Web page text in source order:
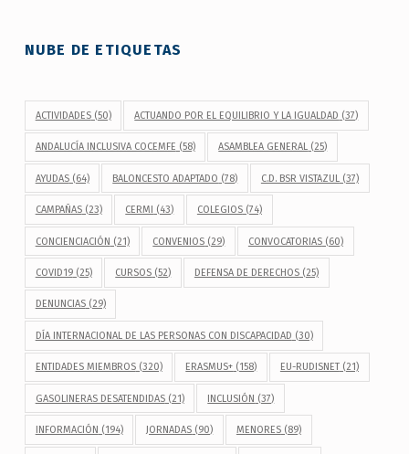
NUBE DE ETIQUETAS
ACTIVIDADES(50) ACTUANDO POR EL EQUILIBRIO Y LA IGUALDAD (37)
ANDALUCÍA INCLUSIVA COCEMFE (58) ASAMBLEA GENERAL (25)
AYUDAS(64) BALONCESTO ADAPTADO (78) C.D. BSR VISTAZUL(37)
CAMPAÑAS(23) CERMI (43) COLEGIOS(74)
CONCIENCIACIÓN (21) CONVENIOS (29) CONVOCATORIAS(60)
COVID19(25) CURSOS (52) DEFENSA DE DERECHOS(25)
DENUNCIAS(29)
DÍA INTERNACIONAL DE LAS PERSONAS CON DISCAPACIDAD (30)
ENTIDADES MIEMBROS(320) ERASMUS+ (158) EU-RUDISNET(21)
GASOLINERAS DESATENDIDAS(21) INCLUSIÓN (37)
INFORMACIÓN (194) JORNADAS (90) MENORES(89)